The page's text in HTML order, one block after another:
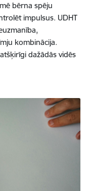
bērna spēju
impulsus. UDHT
kombinācija.
dažādās vidēs